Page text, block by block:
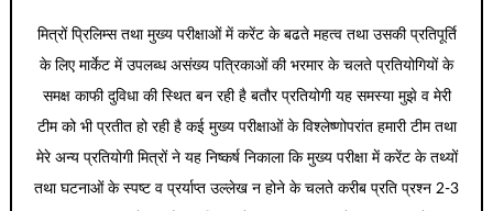
मित्रों प्रिलिम्स तथा मुख्य परीक्षाओं में करेंट के बढते महत्व तथा उसकी प्रतिपूर्ति
के लिए मार्केट में उपलब्ध असंख्य पत्रिकाओं की भरमार के चलते प्रतियोगियों के
समक्ष काफी दुविधा की स्थित बन रही है बतौर प्रतियोगी यह समस्या मुझे व मेरी
टीम को भी प्रतीत हो रही है कई मुख्य परीक्षाओं के विश्लेष्णोपरांत हमारी टीम तथा
मेरे अन्य प्रतियोगी मित्रों ने यह निष्कर्ष निकाला कि मुख्य परीक्षा में करेंट के तथ्यों
तथा घटनाओं के स्पष्ट व प्रर्याप्त उल्लेख न होने के चलते करीब प्रति प्रश्न 2-3